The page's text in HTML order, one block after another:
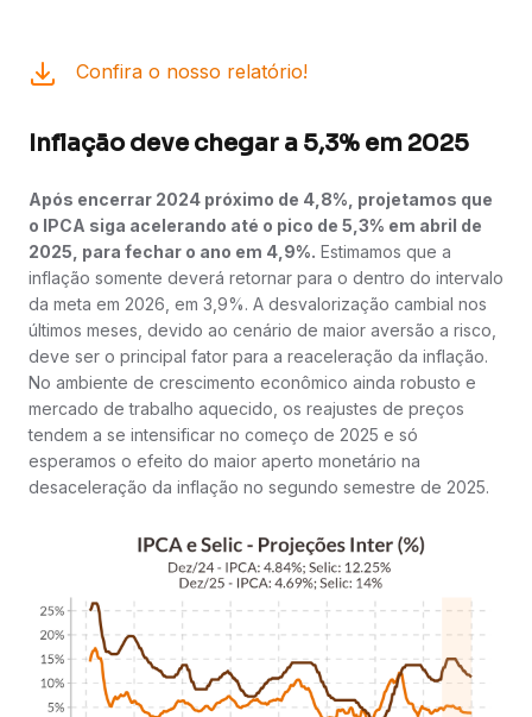
Confira o nosso relatório!
Inflação deve chegar a 5,3% em 2025
Após encerrar 2024 próximo de 4,8%, projetamos que
o IPCA siga acelerando até o pico de 5,3% em abril de
2025, para fechar o ano em 4,9%. Estimamos que a
inflação somente deverá retornar para o dentro do intervalo
da meta em 2026, em 3,9%. A desvalorização cambial nos
últimos meses, devido ao cenário de maior aversão a risco,
deve ser o principal fator para a reaceleração da inflação.
No ambiente de crescimento econômico ainda robusto e
mercado de trabalho aquecido, os reajustes de preços
tendem a se intensificar no começo de 2025 e só
esperamos o efeito do maior aperto monetário na
desaceleração da inflação no segundo semestre de 2025.